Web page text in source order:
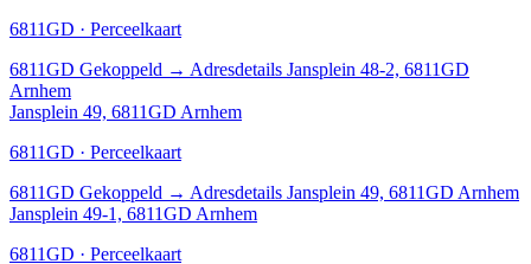
6811GD · Perceelkaart
6811GD Gekoppeld → Adresdetails Jansplein 48-2, 6811GD
Arnhem
Jansplein 49, 6811GD Arnhem
6811GD · Perceelkaart
6811GD Gekoppeld → Adresdetails Jansplein 49, 6811GD Arnhem
Jansplein 49-1, 6811GD Arnhem
6811GD · Perceelkaart